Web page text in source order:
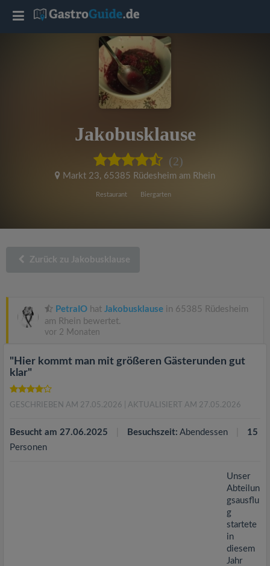
Jakobusklause
(2)
Markt 23, 65385 Rüdesheim am Rhein
Restaurant Biergarten
Zurück zu Jakobusklause
PetraIO hat Jakobusklause in 65385 Rüdesheim
am Rhein bewertet.
vor 2 Monaten
"Hier kommt man mit größeren Gästerunden gut
klar"
GESCHRIEBEN AM 27.05.2026 | AKTUALISIERT AM 27.05.2026
Besucht am 27.06.2025 Besuchszeit: Abendessen
15
Personen
Unser
Abteilun
gsausflu
g
startete
in
diesem
Jahr
T
a
i